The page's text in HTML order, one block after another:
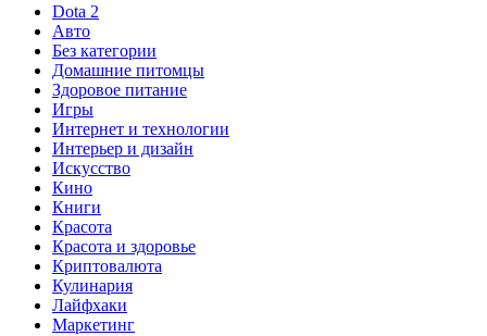
Dota 2
Авто
Без категории
Домашние питомцы
Здоровое питание
Игры
Интернет и технологии
Интерьер и дизайн
Искусство
Кино
Книги
Красота
Красота и здоровье
Криптовалюта
Кулинария
Лайфхаки
Маркетинг